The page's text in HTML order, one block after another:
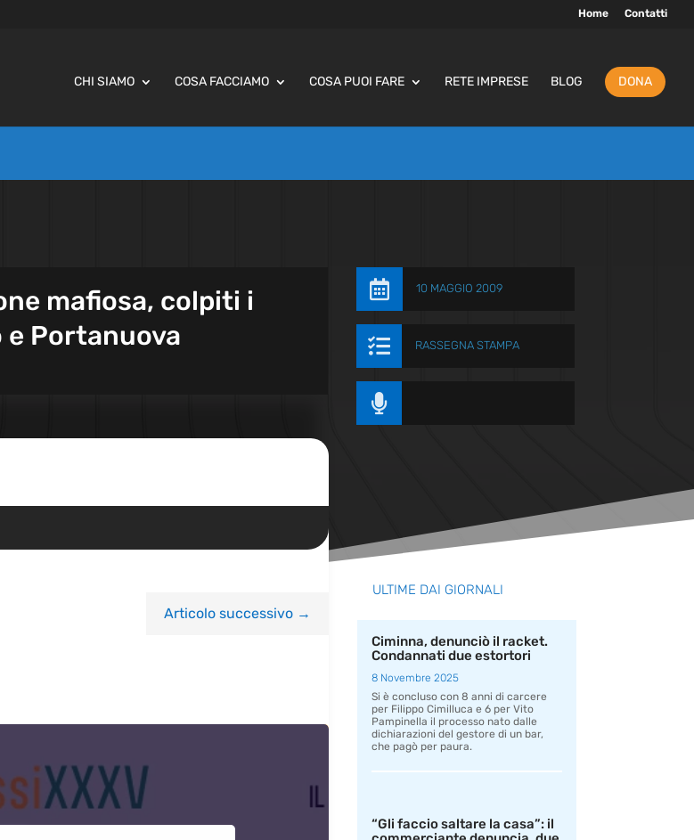
Home Contatti
CHI SIAMO COSA FACCIAMO COSA PUOI FARE RETE IMPRESE BLOG DONA
mafiosa, colpiti i
Portanuova
 10 MAGGIO 2009
 RASSEGNA STAMPA

Articolo successivo→
ULTIME DAI GIORNALI
Ciminna, denunciò il racket.
Condannati due estortori
8 Novembre 2025
Si è concluso con 8 anni di carcere
per Filippo Cimilluca e 6 per Vito
Pampinella il processo nato dalle
dichiarazioni del gestore di un bar,
che pagò per paura.
“Gli faccio saltare la casa”: il